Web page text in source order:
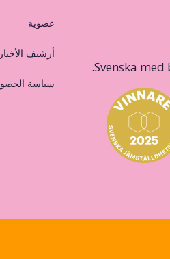
Svenska
عضوية
أرشيف الأخبار
سياسة